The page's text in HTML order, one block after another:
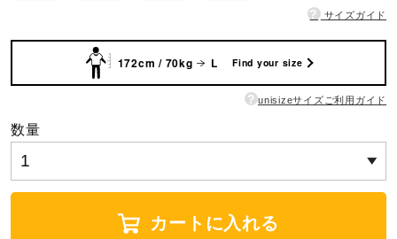
ウォーキングシューズ
インナー
? サイズガイド
172cm / 70kg L Find your size
? unisizeサイズご利用ガイド
数量
カートに入れる